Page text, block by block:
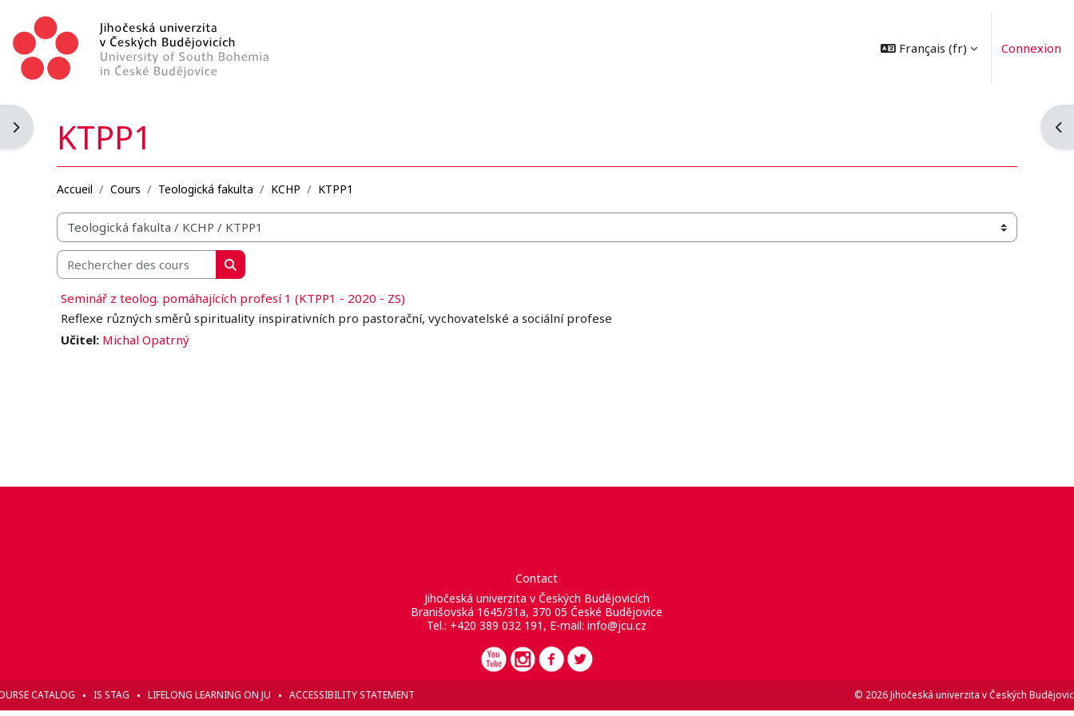
Français ‎(fr)‎ Connexion
Ouvrir le tiroir des blocs
KTPP1
Accueil Cours Teologická fakulta KCHP KTPP1
Catégories de cours
Rechercher des cours
Rechercher des cours
Seminář z teolog. pomáhajících profesí 1 (KTPP1 - 2020 - ZS)
Reflexe různých směrů spirituality inspirativních pro pastorační, vychovatelské a sociální profese
Učitel: Michal Opatrný
Contact
Jihočeská univerzita v Českých Budějovicích
Branišovská 1645/31a, 370 05 České Budějovice
Tel.: +420 389 032 191, E-mail: info@jcu.cz
CATALOG IS STAG LIFELONG LEARNING ON JU ACCESSIBILITY STATEMENT © 2026 Jihočeská univerzita v Českých